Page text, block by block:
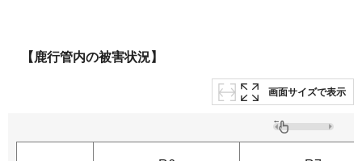
【鹿行管内の被害状況】
画面サイズで表示